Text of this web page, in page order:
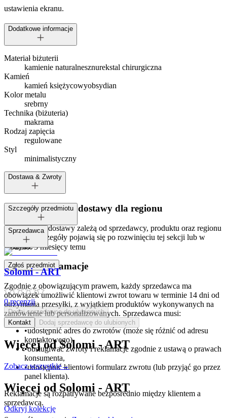
ustawienia ekranu.
Dodatkowe informacje
Materiał biżuterii
kamienie naturalnesznurekstal chirurgiczna
Kamień
kamień księżycowyobsydian
Kolor metalu
srebrny
Technika (biżuteria)
makrama
Rodzaj zapięcia
regulowane
Styl
minimalistyczny
Dostawa & Zwroty
Dostępne metody dostawy dla regionu
Opcje i koszt dostawy zależą od sprzedawcy, produktu oraz regionu
dostawy. Szczegóły pojawią się po rozwinięciu tej sekcji lub w
koszyku.
Zwroty i reklamacje
Zgodnie z obowiązującym prawem, każdy sprzedawca ma
obowiązek umożliwić klientowi zwrot towaru w terminie 14 dni od
otrzymania przesyłki, z wyjątkiem produktów wykonywanych na
zamówienie lub personalizowanych. Sprzedawca musi:
•udostępnić adres do zwrotów (może się różnić od adresu
kontaktowego),
•obsługiwać zwroty i reklamacje zgodnie z ustawą o prawach
konsumenta,
•udostępnić klientowi formularz zwrotu (lub przyjąć go przez
panel klienta).
Reklamacje są rozpatrywane bezpośrednio między klientem a
sprzedawcą.
Szczegóły przedmiotu
Tagi:
Dodano:5 miesięcy temu
Zgłoś przedmiot
Sprzedawca
Solomi - ART
0recenzji
Dodaj sprzedawcę do ulubionych
Kontakt
Dodaj sprzedawcę do ulubionych
Więcej odSolomi - ART
Zobacz wszystkie→
Więcej od Solomi - ART
Odkryj kolekcję